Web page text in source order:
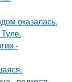
оказалась.
-